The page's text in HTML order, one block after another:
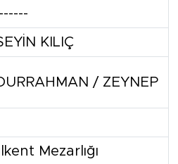
KILIÇ
/ ZEYNEP
Mezarlığı